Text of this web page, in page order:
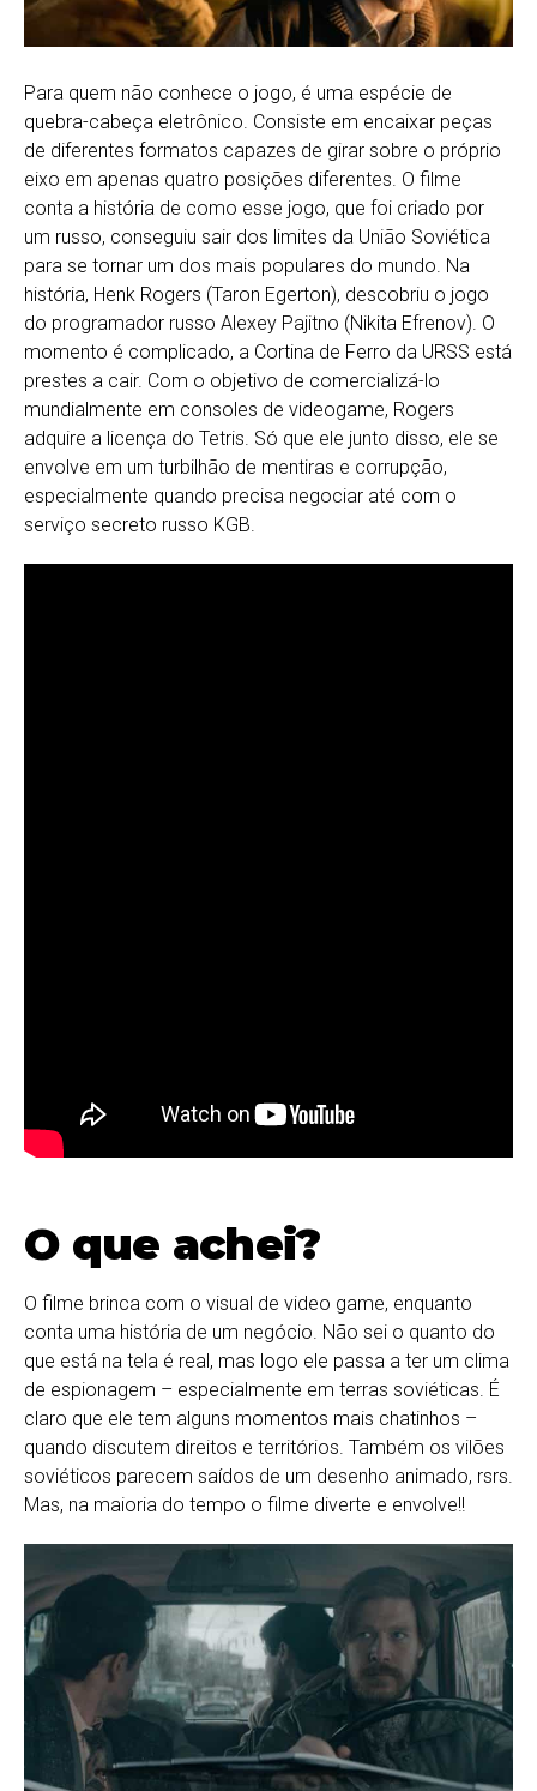
Para quem não conhece o jogo, é uma espécie de
quebra-cabeça eletrônico. Consiste em encaixar peças
de diferentes formatos capazes de girar sobre o próprio
eixo em apenas quatro posições diferentes. O filme
conta a história de como esse jogo, que foi criado por
um russo, conseguiu sair dos limites da União Soviética
para se tornar um dos mais populares do mundo. Na
história, Henk Rogers (Taron Egerton), descobriu o jogo
do programador russo Alexey Pajitno (Nikita Efrenov). O
momento é complicado, a Cortina de Ferro da URSS está
prestes a cair. Com o objetivo de comercializá-lo
mundialmente em consoles de videogame, Rogers
adquire a licença do Tetris. Só que ele junto disso, ele se
envolve em um turbilhão de mentiras e corrupção,
especialmente quando precisa negociar até com o
serviço secreto russo KGB.
O que achei?
O filme brinca com o visual de video game, enquanto
conta uma história de um negócio. Não sei o quanto do
que está na tela é real, mas logo ele passa a ter um clima
de espionagem – especialmente em terras soviéticas. É
claro que ele tem alguns momentos mais chatinhos –
quando discutem direitos e territórios. Também os vilões
soviéticos parecem saídos de um desenho animado, rsrs.
Mas, na maioria do tempo o filme diverte e envolve!!